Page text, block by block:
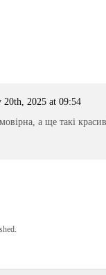
20th, 2025 at 09:54
а ще такі